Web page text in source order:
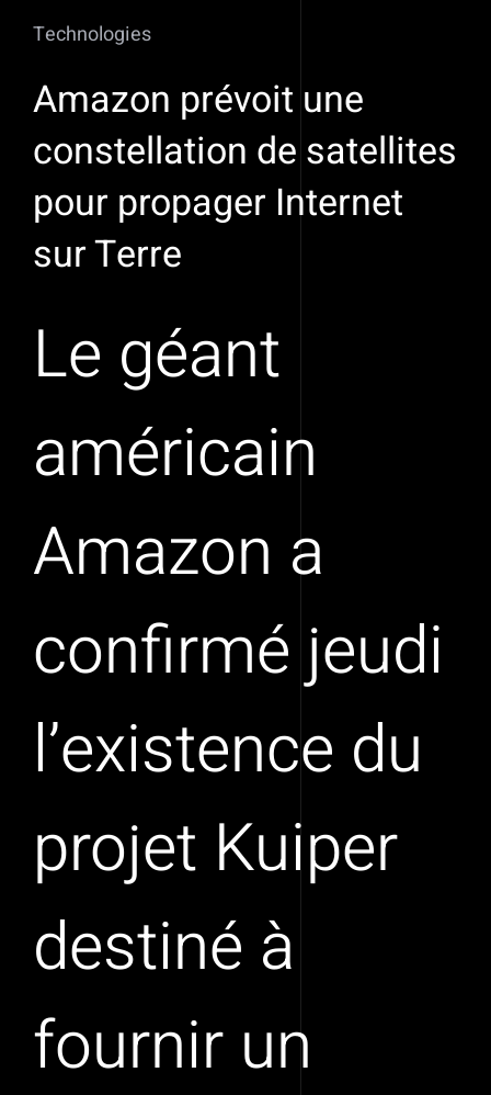
Technologies
Amazon prévoit une
constellation de satellites
pour propager Internet
sur Terre
Le géant
américain
Amazon a
confirmé jeudi
l’existence du
projet Kuiper
destiné à
fournir un